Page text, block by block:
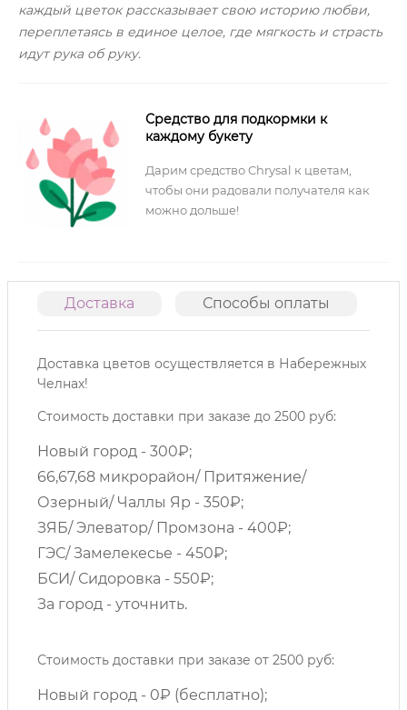
каждый цветок рассказывает свою историю любви,
переплетаясь в единое целое, где мягкость и страсть
идут рука об руку.
Средство для подкормки к
каждому букету
Дарим средство Chrysal к цветам,
чтобы они радовали получателя как
можно дольше!
Доставка Способы оплаты
Доставка цветов осуществляется в Набережных
Челнах!
Стоимость доставки при заказе до 2500 руб:
Новый город - 300₽;
66,67,68 микрорайон/ Притяжение/
Озерный/ Чаллы Яр - 350₽;
ЗЯБ/ Элеватор/ Промзона - 400₽;
ГЭС/ Замелекесье - 450₽;
БСИ/ Сидоровка - 550₽;
За город - уточнить.
Стоимость доставки при заказе от 2500 руб:
Новый город - 0₽ (бесплатно);